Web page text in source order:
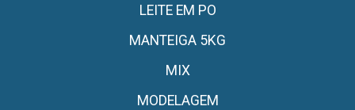
LEITE EM PO
MANTEIGA 5KG
MIX
MODELAGEM